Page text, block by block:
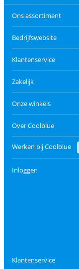
Ons assortiment
Bedrijfswebsite
Klantenservice
Zakelijk
Onze winkels
Over Coolblue
Werken bij Coolblue
Inloggen
Klantenservice